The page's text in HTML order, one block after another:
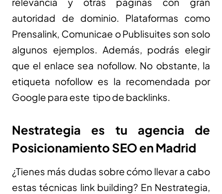
autoridad de dominio. Plataformas como
Prensalink, Comunicae o Publisuites son solo
algunos ejemplos. Además, podrás elegir
que el enlace sea nofollow. No obstante, la
etiqueta nofollow es la recomendada por
Google para este tipo de backlinks.
Nestrategia es tu agencia de
Posicionamiento SEO en Madrid
¿Tienes más dudas sobre cómo llevar a cabo
estas técnicas link building? En Nestrategia,